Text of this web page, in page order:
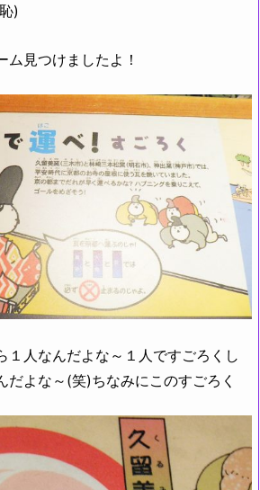
)
ム見つけましたよ！
１人なんだよな～１人ですごろくし
だよな～(笑)ちなみにこのすごろく